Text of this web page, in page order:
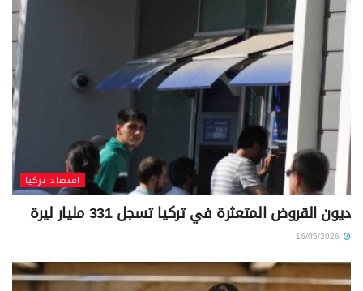
اقتصاد تركيا
ديون القروض المتعثرة في تركيا تسجل 331 مليار ليرة